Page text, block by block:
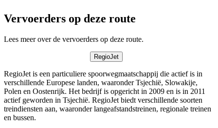
Vervoerders op deze route
Lees meer over de vervoerders op deze route.
RegioJet
RegioJet is een particuliere spoorwegmaatschappij die actief is in
verschillende Europese landen, waaronder Tsjechië, Slowakije,
Polen en Oostenrijk. Het bedrijf is opgericht in 2009 en is in 2011
actief geworden in Tsjechië. RegioJet biedt verschillende soorten
treindiensten aan, waaronder langeafstandstreinen, regionale treinen
en bussen.